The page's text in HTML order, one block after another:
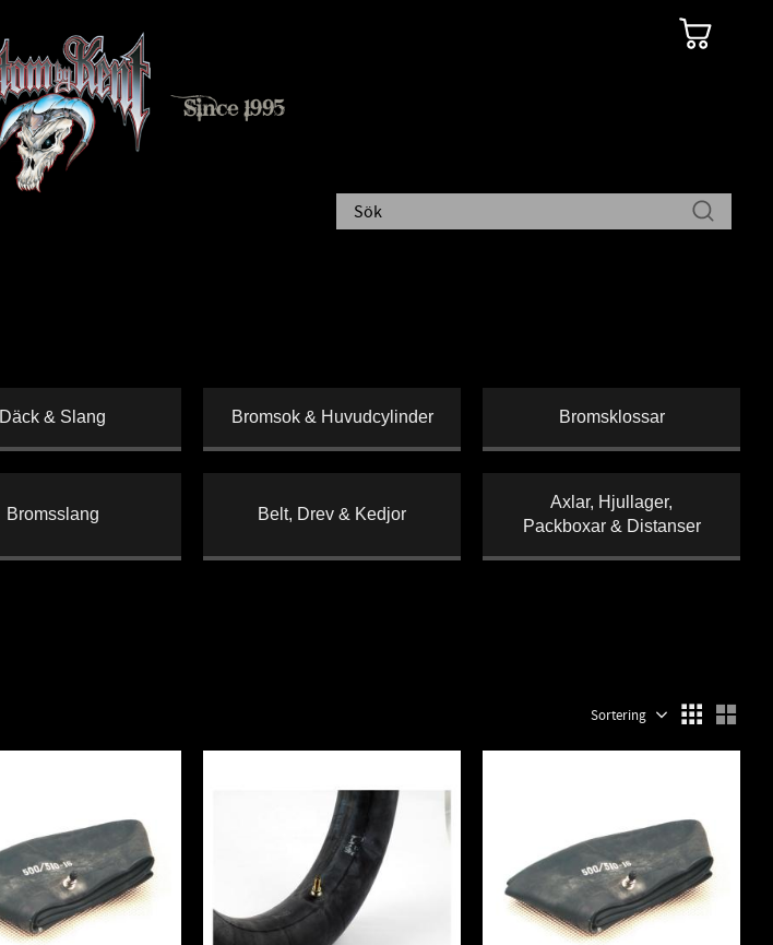
Däck & Slang Bromsok & Huvudcylinder Bromsklossar
Bromsslang Belt, Drev & Kedjor
Axlar, Hjullager,
Packboxar & Distanser